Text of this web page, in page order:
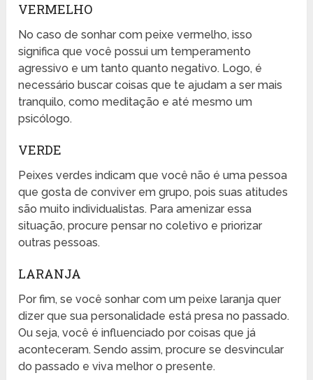
VERMELHO
No caso de sonhar com peixe vermelho, isso
significa que você possui um temperamento
agressivo e um tanto quanto negativo. Logo, é
necessário buscar coisas que te ajudam a ser mais
tranquilo, como meditação e até mesmo um
psicólogo.
VERDE
Peixes verdes indicam que você não é uma pessoa
que gosta de conviver em grupo, pois suas atitudes
são muito individualistas. Para amenizar essa
situação, procure pensar no coletivo e priorizar
outras pessoas.
LARANJA
Por fim, se você sonhar com um peixe laranja quer
dizer que sua personalidade está presa no passado.
Ou seja, você é influenciado por coisas que já
aconteceram. Sendo assim, procure se desvincular
do passado e viva melhor o presente.